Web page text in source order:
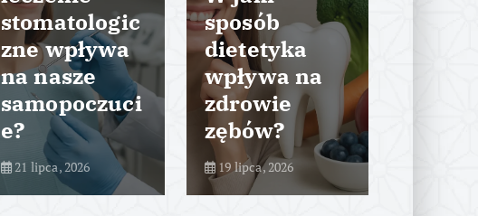
stomatologic
zne wpływa
na nasze
samopoczuci
e?
21 lipca, 2026
sposób
dietetyka
wpływa na
zdrowie
zębów?
19 lipca, 2026